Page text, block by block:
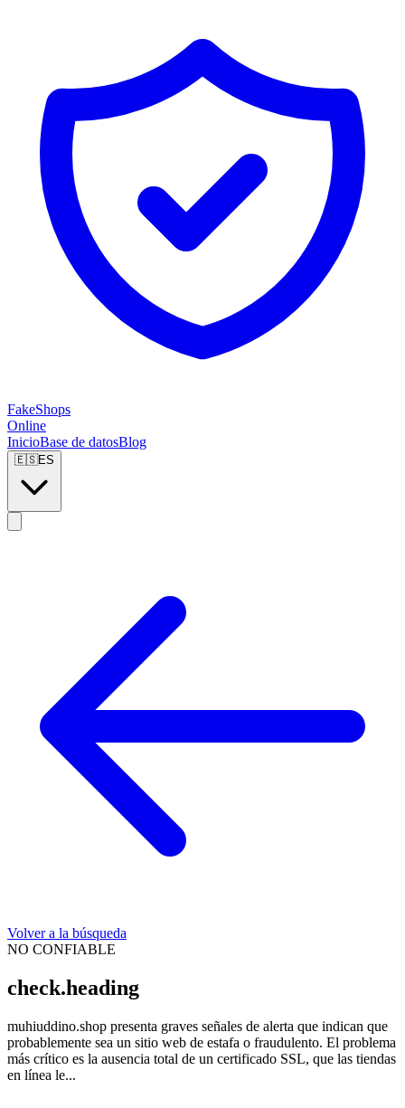
FakeShops
Online
InicioBase de datosBlog
🇪🇸ES
Volver a la búsqueda
NO CONFIABLE
check.heading
muhiuddino.shop presenta graves señales de alerta que indican que
probablemente sea un sitio web de estafa o fraudulento. El problema
más crítico es la ausencia total de un certificado SSL, que las tiendas
en línea le...